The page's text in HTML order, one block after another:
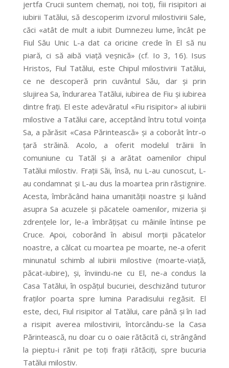
jertfa Crucii suntem chemați, noi toți, fiii risipitori ai
iubirii Tatălui, să descoperim izvorul milostivirii Sale,
căci «atât de mult a iubit Dumnezeu lume, încât pe
Fiul Său Unic L-a dat ca oricine crede în El să nu
piară, ci să aibă viață veșnică» (cf. Io 3, 16). Isus
Hristos, Fiul Tatălui, este Chipul milostivirii Tatălui,
ce ne descoperă prin cuvântul Său, dar și prin
slujirea Sa, îndurarea Tatălui, iubirea de Fiu și iubirea
dintre frați. El este adevăratul «Fiu risipitor» al iubirii
milostive a Tatălui care, acceptând întru totul voința
Sa, a părăsit «Casa Părintească» și a coborât într-o
țară străină. Acolo, a oferit modelul trăirii în
comuniune cu Tatăl și a arătat oamenilor chipul
Tatălui milostiv. Frații Săi, însă, nu L-au cunoscut, L-
au condamnat și L-au dus la moartea prin răstignire.
Acesta, îmbrăcând haina umanității noastre și luând
asupra Sa acuzele și păcatele oamenilor, mizeria și
zdrențele lor, le-a îmbrățișat cu mâinile întinse pe
Cruce. Apoi, coborând în abisul morții păcatelor
noastre, a călcat cu moartea pe moarte, ne-a oferit
minunatul schimb al iubirii milostive (moarte-viață,
păcat-iubire), și, înviindu-ne cu El, ne-a condus la
Casa Tatălui, în ospățul bucuriei, deschizând tuturor
fraților poarta spre lumina Paradisului regăsit. El
este, deci, Fiul risipitor al Tatălui, care până și în Iad
a risipit averea milostivirii, întorcându-se la Casa
Părintească, nu doar cu o oaie rătăcită ci, strângând
la pieptu-i rănit pe toți frații rătăciți, spre bucuria
Tatălui milostiv.